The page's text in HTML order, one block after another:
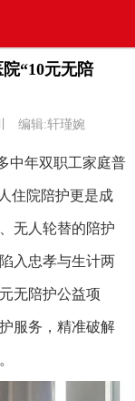
“10元无陪
编辑:轩瑾婉
年双职工家庭普
住院陪护更是成
无人轮替的陪护
入忠孝与生计两
无陪护公益项
服务，精准破解